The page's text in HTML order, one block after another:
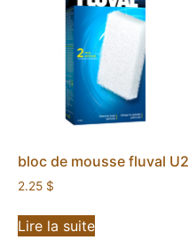
bloc de mousse fluval U2
2.25 $
Lire la suite